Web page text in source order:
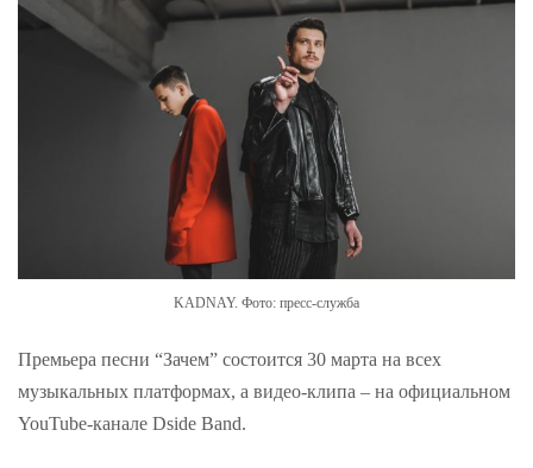
KADNAY. Фото: пресс-служба
Премьера песни “Зачем” состоится 30 марта на всех
музыкальных платформах, а видео-клипа – на официальном
YouTube-канале Dside Band.